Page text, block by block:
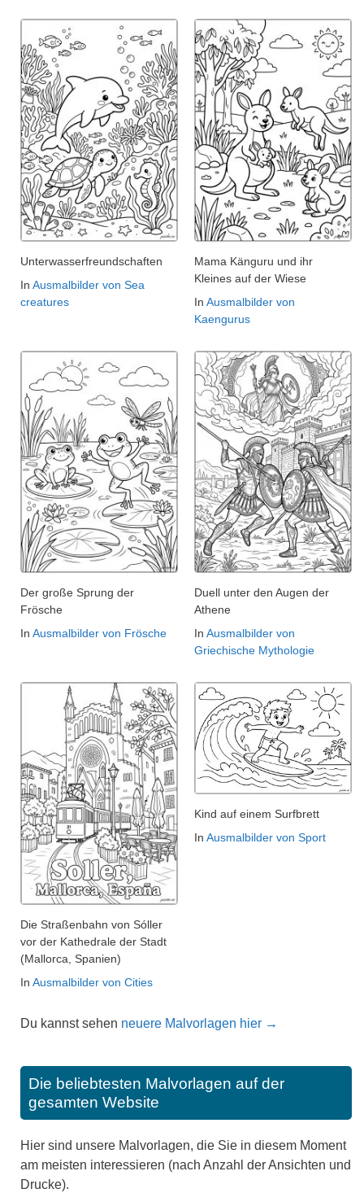
Unterwasserfreundschaften
In Ausmalbilder von Sea
creatures
Mama Känguru und ihr
Kleines auf der Wiese
In Ausmalbilder von
Kaengurus
Der große Sprung der
Frösche
In Ausmalbilder von Frösche
Duell unter den Augen der
Athene
In Ausmalbilder von
Griechische Mythologie
Die Straßenbahn von Sóller
vor der Kathedrale der Stadt
(Mallorca, Spanien)
In Ausmalbilder von Cities
Kind auf einem Surfbrett
In Ausmalbilder von Sport
Du kannst sehen neuere Malvorlagen hier →
Die beliebtesten Malvorlagen auf der
gesamten Website
Hier sind unsere Malvorlagen, die Sie in diesem Moment
am meisten interessieren (nach Anzahl der Ansichten und
Drucke).